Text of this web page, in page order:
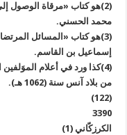
(2)هو كتاب «مرقاة الوصول
محمد الحسني.
(3)هو كتاب «المسائل
إسماعيل بن القاسم.
(4)كذا ورد في أعلام
من بلاد آنس سنة (1062 هـ).
(122)
3390
الكرزكّاني (1)